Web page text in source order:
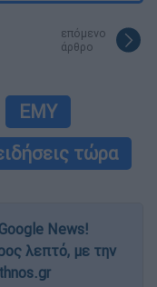
επόμενο
άρθρο
ΕΜΥ
τώρα
News!
λεπτό, με την